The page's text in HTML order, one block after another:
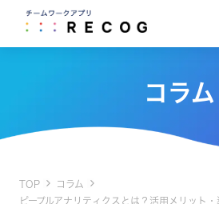
コラム
TOP
コラム
ピープルアナリティクスとは？活用メリット